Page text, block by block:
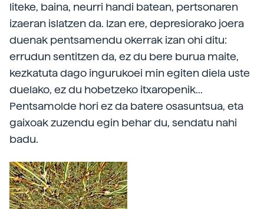
liteke, baina, neurri handi batean, pertsonaren
izaeran islatzen da. Izan ere, depresiorako joera
duenak pentsamendu okerrak izan ohi ditu:
errudun sentitzen da, ez du bere burua maite,
kezkatuta dago ingurukoei min egiten diela uste
duelako, ez du hobetzeko itxaropenik...
Pentsamolde hori ez da batere osasuntsua, eta
gaixoak zuzendu egin behar du, sendatu nahi
badu.